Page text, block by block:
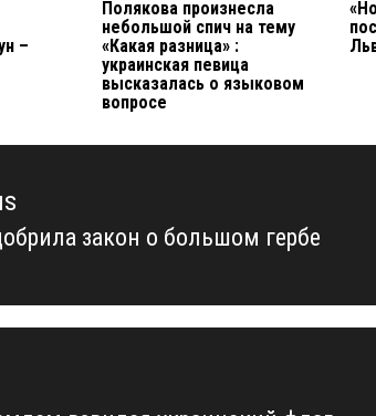
–
Полякова произнесла
небольшой спич на тему
«Какая разница» :
украинская певица
высказалась о языковом
вопросе
закон о большом гербе